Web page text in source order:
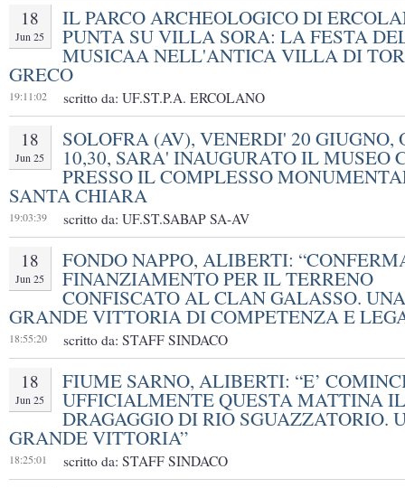
18
Jun 25
IL PARCO ARCHEOLOGICO DI
PUNTA SU VILLA SORA: LA FESTA
MUSICAA NELL'ANTICA VILLA DI
GRECO
19:11:02 scritto da: UF.ST.P.A. ERCOLANO
18
Jun 25
SOLOFRA (AV), VENERDI' 20 GIUGNO,
10,30, SARA' INAUGURATO IL MUSEO
PRESSO IL COMPLESSO
SANTA CHIARA
19:03:39 scritto da: UF.ST.SABAP SA-AV
18
Jun 25
FONDO NAPPO, ALIBERTI:
FINANZIAMENTO PER IL TERRENO
CONFISCATO AL CLAN GALASSO. UNA
GRANDE VITTORIA DI COMPETENZA E
18:55:20 scritto da: STAFF SINDACO
18
Jun 25
FIUME SARNO, ALIBERTI: “E’
UFFICIALMENTE QUESTA MATTINA IL
DRAGAGGIO DI RIO SGUAZZATORIO.
GRANDE VITTORIA”
18:25:01 scritto da: STAFF SINDACO